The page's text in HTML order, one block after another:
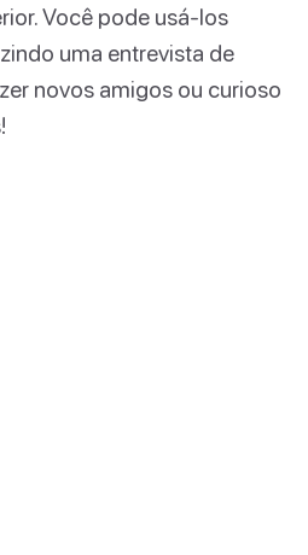
Você pode usá-los
uma entrevista de
novos amigos ou curioso